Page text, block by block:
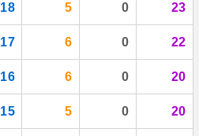
18 5 0 23
17 6 0 22
16 6 0 20
15 5 0 20